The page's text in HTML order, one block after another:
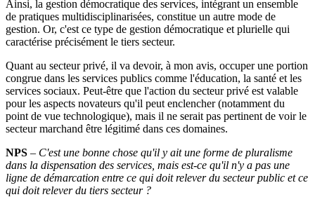
Ainsi, la gestion démocratique des services, intégrant un ensemble
de pratiques multidisciplinarisées, constitue un autre mode de
gestion. Or, c'est ce type de gestion démocratique et plurielle qui
caractérise précisément le tiers secteur.
Quant au secteur privé, il va devoir, à mon avis, occuper une portion
congrue dans les services publics comme l'éducation, la santé et les
services sociaux. Peut-être que l'action du secteur privé est valable
pour les aspects novateurs qu'il peut enclencher (notamment du
point de vue technologique), mais il ne serait pas pertinent de voir le
secteur marchand être légitimé dans ces domaines.
NPS – C'est une bonne chose qu'il y ait une forme de pluralisme
dans la dispensation des services, mais est-ce qu'il n'y a pas une
ligne de démarcation entre ce qui doit relever du secteur public et ce
qui doit relever du tiers secteur ?